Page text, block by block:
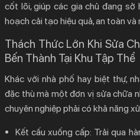
3.3. Khu Vực Vệ Sinh (WC)
KIẾN TRÚC MỚI: Chuyên
Thể Cũ Tại Phường Bến
4.1.
Tại sao nên giao phó ngôi
5. Liên Hệ Tư Vấn Sửa Chữa
Bến Thành
cốt lõi, giúp các gia chủ đang
hoạch cải tạo hiệu quả, an toàn và
Thách Thức Lớn Khi Sửa
Bến Thành Tại Khu Tập Thể
Khác với nhà phố hay biệt thự,
đặc thù mà một đơn vị sửa chữa
chuyên nghiệp phải có khả năng
Kết cấu xuống cấp: Trải qua